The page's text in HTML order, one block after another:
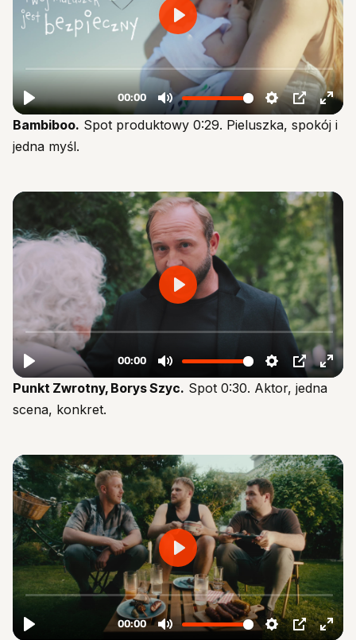
Bambiboo. Spot produktowy 0:29. Pieluszka, spokój i
jedna myśl.
Punkt Zwrotny, Borys Szyc. Spot 0:30. Aktor, jedna
scena, konkret.